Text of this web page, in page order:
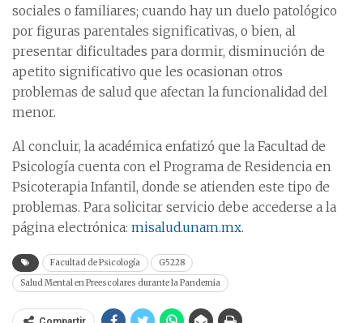
sociales o familiares; cuando hay un duelo patológico
por figuras parentales significativas, o bien, al
presentar dificultades para dormir, disminución de
apetito significativo que les ocasionan otros
problemas de salud que afectan la funcionalidad del
menor.
Al concluir, la académica enfatizó que la Facultad de
Psicología cuenta con el Programa de Residencia en
Psicoterapia Infantil, donde se atienden este tipo de
problemas. Para solicitar servicio debe accederse a la
página electrónica: misalud.unam.mx.
Facultad de Psicología
G5228
Salud Mental en Preescolares durante la Pandemia